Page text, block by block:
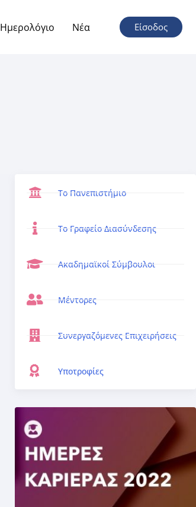
Ημερολόγιο Νέα Είσοδος
Το Πανεπιστήμιο
Το Γραφείο Διασύνδεσης
Ακαδημαϊκοί Σύμβουλοι
Μέντορες
Συνεργαζόμενες Επιχειρήσεις
Υποτροφίες